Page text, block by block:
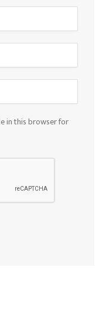
in this browser for